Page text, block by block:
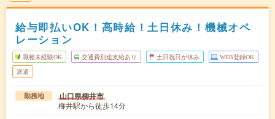
給与即払いOK！高時給！土日休み！機械オペ
レーション
職種未経験OK 交通費別途支給あり 土日祝日が休み WEB登録OK
派遣
勤務地 山口県柳井市
柳井駅から徒歩14分